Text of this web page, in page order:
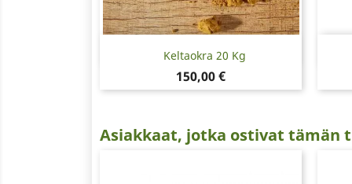
Keltaokra 20 Kg
Hinta
150,00 €
Pikakatselu
Asiakkaat, jotka ostivat tämän